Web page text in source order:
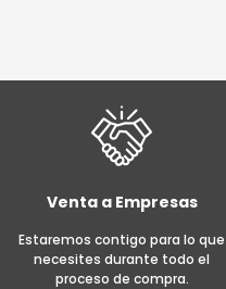
Venta a Empresas
Estaremos contigo para lo que
necesites durante todo el
proceso de compra.